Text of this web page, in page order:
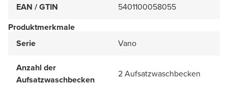
EAN / GTIN
5401100058055
Produktmerkmale
Serie
Vano
Anzahl der
Aufsatzwaschbecken
2 Aufsatzwaschbecken